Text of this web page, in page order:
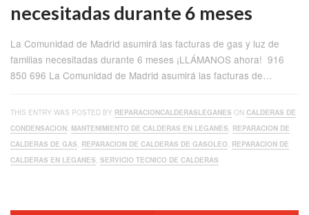
necesitadas durante 6 meses
La Comunidad de Madrid asumirá las facturas de gas y luz de
familias necesitadas durante 6 meses ¡LLÁMANOS ahora! 916
850 696 La Comunidad de Madrid asumirá las facturas de…
THIS ENTRY WAS POSTED BY REPARACIONCALDERASLEGANES ON CALDERAS DE
CONDENSACION MANTENIMIENTO DE CALDERAS EN LEGANES REPARACION DE
CALDERAS DE GAS REPARACION DE CALDERAS DE GASOLEO REPARACION DE
CALDERAS EN LEGANES SERVICIO TECNICO DE CALDERAS